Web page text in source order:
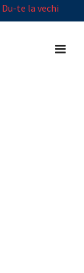
Du-te la vechi